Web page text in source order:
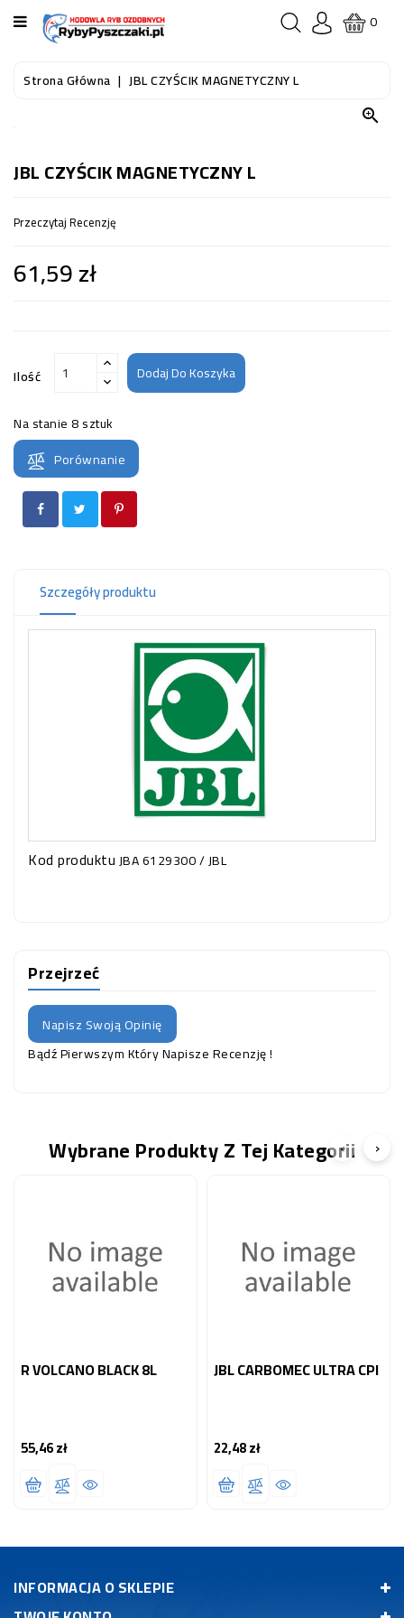
KATEGORIA
STRONA
AKWARIOWE
DO
WODNEGO
I
(SPRZĘT)
OCZKO
WODNE
(SPRZĘT)
KONTAKT
0
Strona Główna JBL CZYŚCIK MAGNETYCZNY L

JBL CZYŚCIK MAGNETYCZNY L
Przeczytaj Recenzję
61,59 zł
Ilość Dodaj Do Koszyka
Na stanie8 sztuk
Porównanie
Szczegóły produktu
Kod produktuJBA 6129300 / JBL
Przejrzeć
Napisz Swoją Opinię
Bądź Pierwszym Który Napisze Recenzję !
Wybrane Produkty Z Tej Kategorii
R VOLCANO BLACK 8L
55,46 złCena
JBL CARBOMEC ULTRA CPI
22,48 złCena
‹ ›
INFORMACJA O SKLEPIE